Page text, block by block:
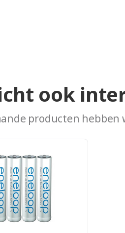
ook
producten hebben